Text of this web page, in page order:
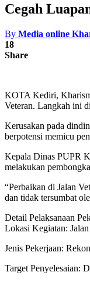
Cegah
By Media online
18
Share
KOTA Kediri,
Veteran. Langkah ini
Kerusakan pada
berpotensi memicu
Kepala Dinas PUPR
melakukan
“Perbaikan di Jalan
dan tidak tersumbat
Detail Pelaksanaan
Lokasi Kegiatan:
Jenis Pekerjaan:
Target Penyelesaian: